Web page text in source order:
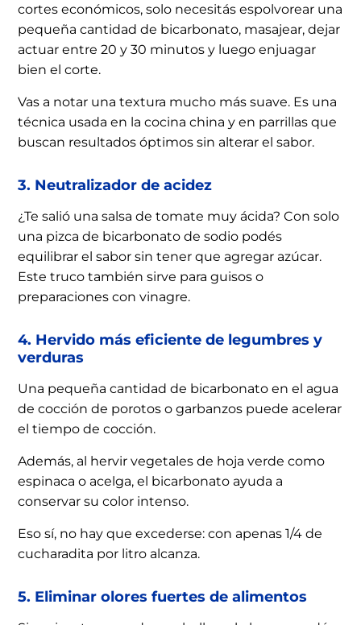
cortes económicos, solo necesitás espolvorear una
pequeña cantidad de bicarbonato, masajear, dejar
actuar entre 20 y 30 minutos y luego enjuagar
bien el corte.
Vas a notar una textura mucho más suave. Es una
técnica usada en la cocina china y en parrillas que
buscan resultados óptimos sin alterar el sabor.
3. Neutralizador de acidez
¿Te salió una salsa de tomate muy ácida? Con solo
una pizca de bicarbonato de sodio podés
equilibrar el sabor sin tener que agregar azúcar.
Este truco también sirve para guisos o
preparaciones con vinagre.
4. Hervido más eficiente de legumbres y
verduras
Una pequeña cantidad de bicarbonato en el agua
de cocción de porotos o garbanzos puede acelerar
el tiempo de cocción.
Además, al hervir vegetales de hoja verde como
espinaca o acelga, el bicarbonato ayuda a
conservar su color intenso.
Eso sí, no hay que excederse: con apenas 1/4 de
cucharadita por litro alcanza.
5. Eliminar olores fuertes de alimentos